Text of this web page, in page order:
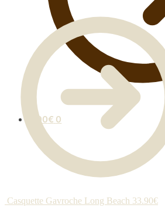
0.00€ 0
Casquette Gavroche Long Beach 33.90€